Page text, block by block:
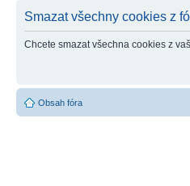
Smazat všechny cookies z
Chcete smazat všechna cookies z
Obsah fóra